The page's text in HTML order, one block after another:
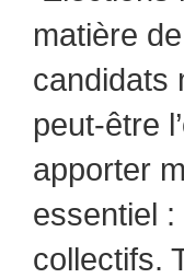
matière
candidats
peut-être
apporter
essentiel :
collectifs.